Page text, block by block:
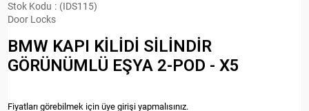
Stok Kodu
(IDS115)
Door Locks
BMW KAPI KİLİDİ SİLİNDİR
GÖRÜNÜMLÜ EŞYA 2-POD - X5
Fiyatları görebilmek için üye girişi yapmalısınız.